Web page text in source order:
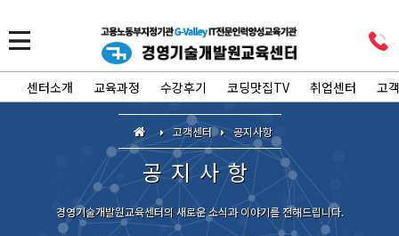
센터소개 교육과정 수강후기 코딩맛집TV 취업센터 고
고객센터 공지사항
공지사항
경영기술개발원교육센터의 새로운 소식과 이야기를 전해드립니다.